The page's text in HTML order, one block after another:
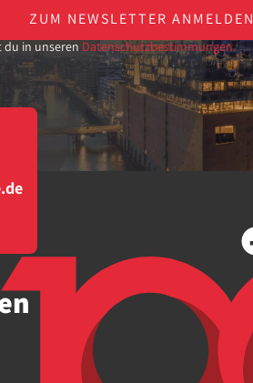
ZUM NEWSLETTER ANMELDEN
in unseren Datenschutzbestimmungen.